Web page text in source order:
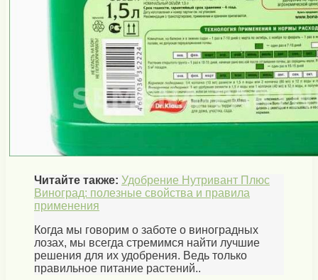
Читайте также: Удобрение Нутривант Плюс
Виноград: полезные свойства и правила
применения
Когда мы говорим о заботе о виноградных
лозах, мы всегда стремимся найти лучшие
решения для их удобрения. Ведь только
правильное питание растений..